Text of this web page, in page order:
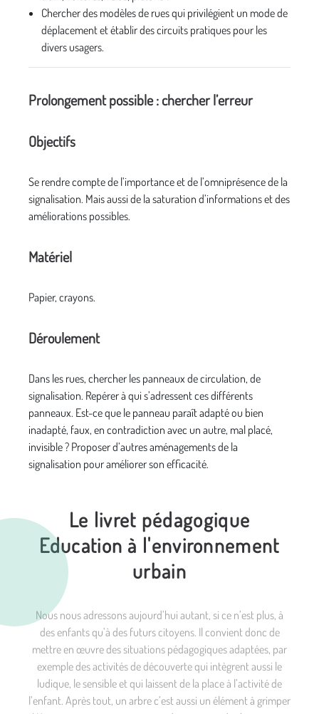
Chercher des modèles de rues qui privilégient un mode de
déplacement et établir des circuits pratiques pour les
divers usagers.
Prolongement possible : chercher l’erreur
Objectifs
Se rendre compte de l’importance et de l’omniprésence de la
signalisation. Mais aussi de la saturation d’informations et des
améliorations possibles.
Matériel
Papier, crayons.
Déroulement
Dans les rues, chercher les panneaux de circulation, de
signalisation. Repérer à qui s’adressent ces différents
panneaux. Est-ce que le panneau paraît adapté ou bien
inadapté, faux, en contradiction avec un autre, mal placé,
invisible ? Proposer d’autres aménagements de la
signalisation pour améliorer son efficacité.
Le livret pédagogique
Education à l'environnement
urbain
Nous nous adressons aujourd’hui autant, si ce n’est plus, à
des enfants qu’à des futurs citoyens. Il convient donc de
mettre en œuvre des situations pédagogiques adaptées, par
exemple des activités de découverte qui intègrent aussi le
ludique, le sensible et qui laissent de la place à l’activité de
l’enfant. Après tout, un arbre c’est aussi un élément à grimper